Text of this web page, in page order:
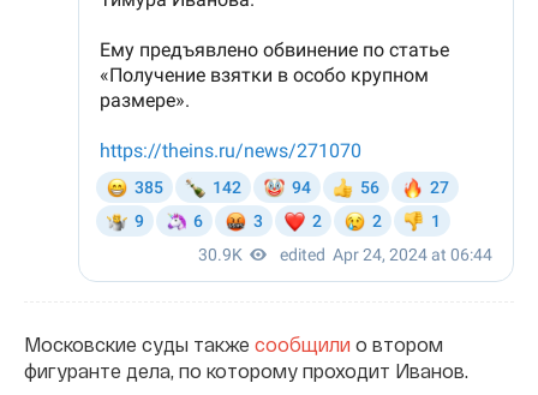
Московские суды также сообщили о втором
фигуранте дела, по которому проходит Иванов.